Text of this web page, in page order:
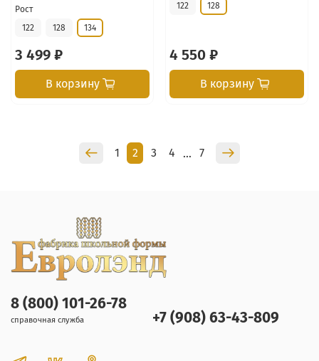
Рост
122
128 134
3 499 ₽
В корзину
122
128
4 550 ₽
В корзину
1 2 3 4 … 7
8 (800) 101-26-78
справочная служба +7 (908) 63-43-809